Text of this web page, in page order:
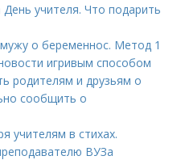
учителя. Что подарить
о беременнос. Метод 1
игривым способом
родителям и друзьям о
сообщить о
учителям в стихах.
ВУЗа